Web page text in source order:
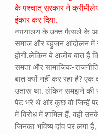
के पश्चात् सरकार ने
इंकार कर दिया.
न्यायालय के उक्त फैसले के
समाज और बहुजन आंदोलन में
होगी.लेकिन ये अजीब बात है
समता और सामाजिक-
बात क्यों नहीं कर रहा है?
उतारू था. लेकिन समझने की
पेट भरे थे और कुछ वो जिन्हें
में विरोध में शामिल हैं, वही
जिनका भविष्य दांव पर लगा